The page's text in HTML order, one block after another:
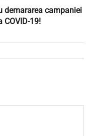
demararea campaniei
COVID-19!